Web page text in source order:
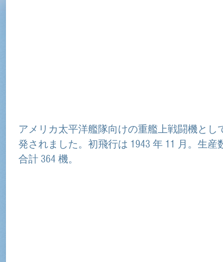
アメリカ太平洋艦隊向けの重艦上戦闘機とし
発されました。初飛行は 1943 年 11 月。生産
合計 364 機。